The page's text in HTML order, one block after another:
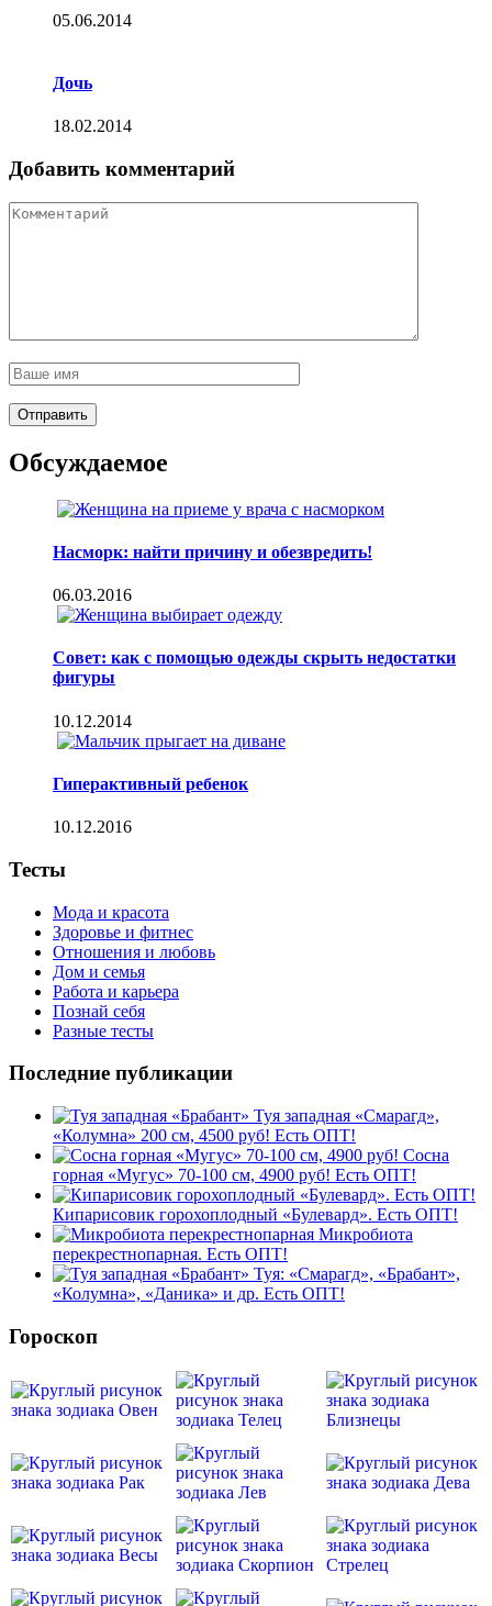
05.06.2014
Дочь
18.02.2014
Добавить комментарий
Обсуждаемое
Насморк: найти причину и обезвредить!
06.03.2016
Совет: как с помощью одежды скрыть недостатки
фигуры
10.12.2014
Гиперактивный ребенок
10.12.2016
Тесты
Мода и красота
Здоровье и фитнес
Отношения и любовь
Дом и семья
Работа и карьера
Познай себя
Разные тесты
Последние публикации
Туя западная «Смарагд»,
«Колумна» 200 см, 4500 руб! Есть ОПТ!
Сосна
горная «Мугус» 70-100 см, 4900 руб! Есть ОПТ!
Кипарисовик горохоплодный «Булевард». Есть ОПТ!
Микробиота
перекрестнопарная. Есть ОПТ!
Туя: «Смарагд», «Брабант»,
«Колумна», «Даника» и др. Есть ОПТ!
Гороскоп